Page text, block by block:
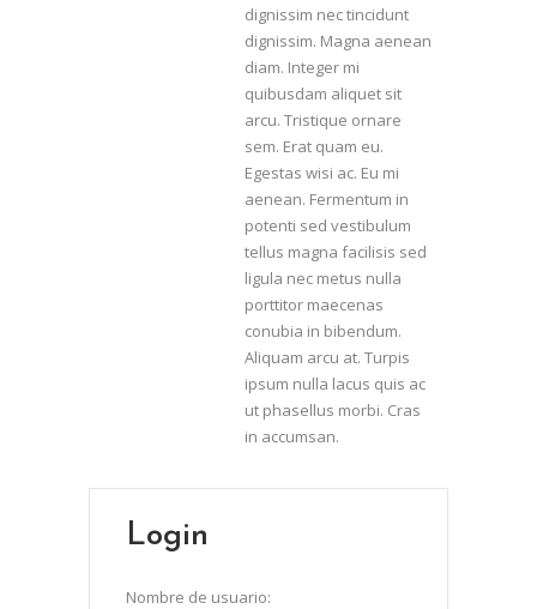
dignissim nec tincidunt
dignissim. Magna aenean
diam. Integer mi
quibusdam aliquet sit
arcu. Tristique ornare
sem. Erat quam eu.
Egestas wisi ac. Eu mi
aenean. Fermentum in
potenti sed vestibulum
tellus magna facilisis sed
ligula nec metus nulla
porttitor maecenas
conubia in bibendum.
Aliquam arcu at. Turpis
ipsum nulla lacus quis ac
ut phasellus morbi. Cras
in accumsan.
Login
Nombre de usuario: